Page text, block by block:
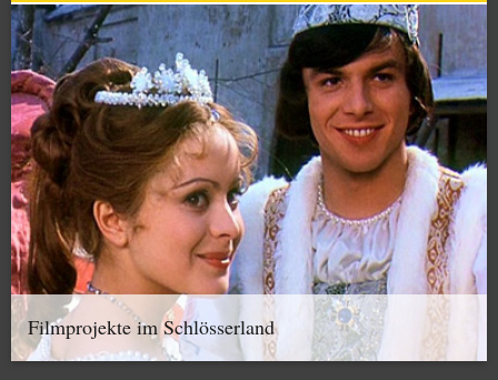
Filmprojekte im Schlösserland